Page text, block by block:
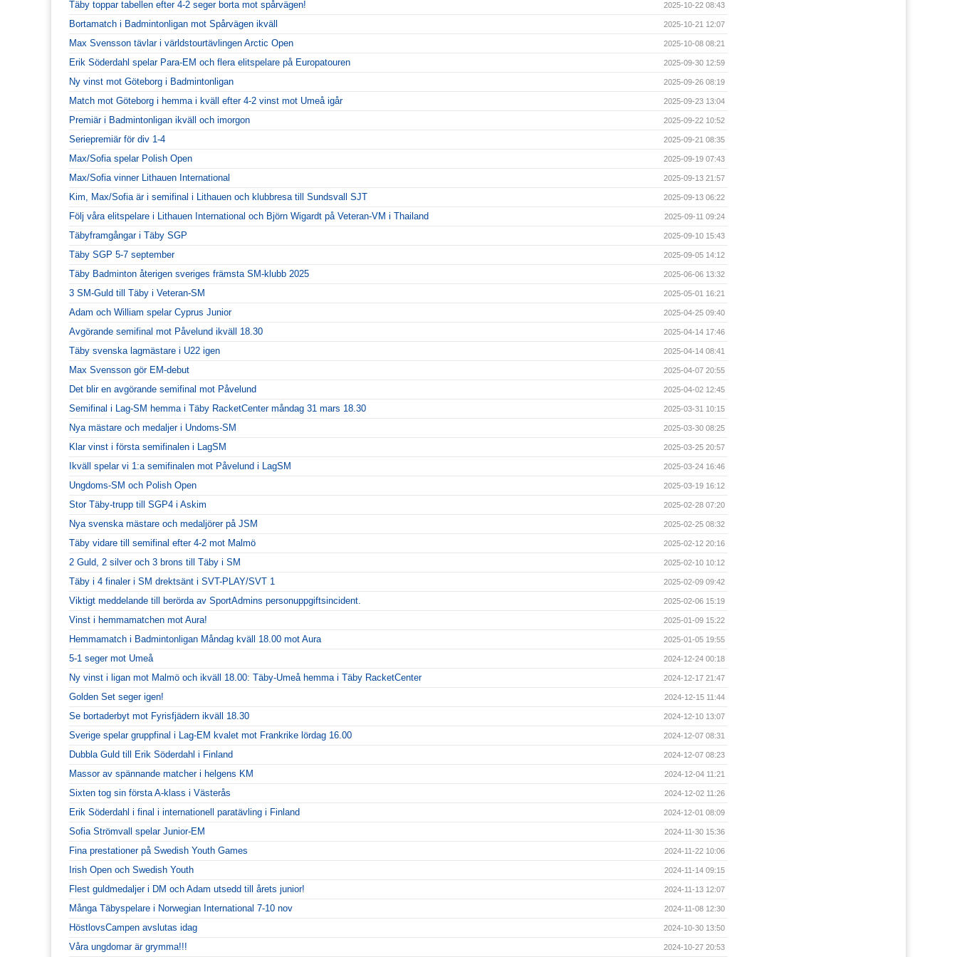
Täby toppar tabellen efter 4-2 seger borta mot spårvägen! 2025-10-22 08:43
Bortamatch i Badmintonligan mot Spårvägen ikväll 2025-10-21 12:07
Max Svensson tävlar i världstourtävlingen Arctic Open 2025-10-08 08:21
Erik Söderdahl spelar Para-EM och flera elitspelare på Europatouren 2025-09-30 12:59
Ny vinst mot Göteborg i Badmintonligan 2025-09-26 08:19
Match mot Göteborg i hemma i kväll efter 4-2 vinst mot Umeå igår 2025-09-23 13:04
Premiär i Badmintonligan ikväll och imorgon 2025-09-22 10:52
Seriepremiär för div 1-4 2025-09-21 08:35
Max/Sofia spelar Polish Open 2025-09-19 07:43
Max/Sofia vinner Lithauen International 2025-09-13 21:57
Kim, Max/Sofia är i semifinal i Lithauen och klubbresa till Sundsvall SJT 2025-09-13 06:22
Följ våra elitspelare i Lithauen International och Björn Wigardt på Veteran-VM i Thailand 2025-09-11 09:24
Täbyframgångar i Täby SGP 2025-09-10 15:43
Täby SGP 5-7 september 2025-09-05 14:12
Täby Badminton återigen sveriges främsta SM-klubb 2025 2025-06-06 13:32
3 SM-Guld till Täby i Veteran-SM 2025-05-01 16:21
Adam och William spelar Cyprus Junior 2025-04-25 09:40
Avgörande semifinal mot Påvelund ikväll 18.30 2025-04-14 17:46
Täby svenska lagmästare i U22 igen 2025-04-14 08:41
Max Svensson gör EM-debut 2025-04-07 20:55
Det blir en avgörande semifinal mot Påvelund 2025-04-02 12:45
Semifinal i Lag-SM hemma i Täby RacketCenter måndag 31 mars 18.30 2025-03-31 10:15
Nya mästare och medaljer i Undoms-SM 2025-03-30 08:25
Klar vinst i första semifinalen i LagSM 2025-03-25 20:57
Ikväll spelar vi 1:a semifinalen mot Påvelund i LagSM 2025-03-24 16:46
Ungdoms-SM och Polish Open 2025-03-19 16:12
Stor Täby-trupp till SGP4 i Askim 2025-02-28 07:20
Nya svenska mästare och medaljörer på JSM 2025-02-25 08:32
Täby vidare till semifinal efter 4-2 mot Malmö 2025-02-12 20:16
2 Guld, 2 silver och 3 brons till Täby i SM 2025-02-10 10:12
Täby i 4 finaler i SM drektsänt i SVT-PLAY/SVT 1 2025-02-09 09:42
Viktigt meddelande till berörda av SportAdmins personuppgiftsincident. 2025-02-06 15:19
Vinst i hemmamatchen mot Aura! 2025-01-09 15:22
Hemmamatch i Badmintonligan Måndag kväll 18.00 mot Aura 2025-01-05 19:55
5-1 seger mot Umeå 2024-12-24 00:18
Ny vinst i ligan mot Malmö och ikväll 18.00: Täby-Umeå hemma i Täby RacketCenter 2024-12-17 21:47
Golden Set seger igen! 2024-12-15 11:44
Se bortaderbyt mot Fyrisfjädern ikväll 18.30 2024-12-10 13:07
Sverige spelar gruppfinal i Lag-EM kvalet mot Frankrike lördag 16.00 2024-12-07 08:31
Dubbla Guld till Erik Söderdahl i Finland 2024-12-07 08:23
Massor av spännande matcher i helgens KM 2024-12-04 11:21
Sixten tog sin första A-klass i Västerås 2024-12-02 11:26
Erik Söderdahl i final i internationell paratävling i Finland 2024-12-01 08:09
Sofia Strömvall spelar Junior-EM 2024-11-30 15:36
Fina prestationer på Swedish Youth Games 2024-11-22 10:06
Irish Open och Swedish Youth 2024-11-14 09:15
Flest guldmedaljer i DM och Adam utsedd till årets junior! 2024-11-13 12:07
Många Täbyspelare i Norwegian International 7-10 nov 2024-11-08 12:30
HöstlovsCampen avslutas idag 2024-10-30 13:50
Våra ungdomar är grymma!!! 2024-10-27 20:53